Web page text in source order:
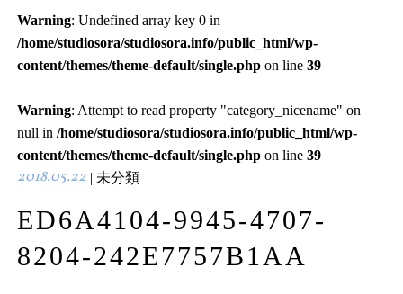
Warning: Undefined array key 0 in
/home/studiosora/studiosora.info/public_html/wp-
content/themes/theme-default/single.php on line39
Warning: Attempt to read property "category_nicename" on
null in/home/studiosora/studiosora.info/public_html/wp-
content/themes/theme-default/single.php on line39
2018.05.22 | 未分類
ED6A4104-9945-4707-
8204-242E7757B1AA